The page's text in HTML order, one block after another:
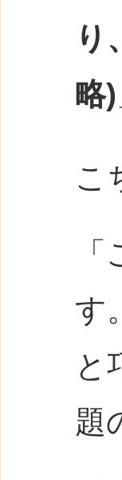
り
略)
こ
す
と
題